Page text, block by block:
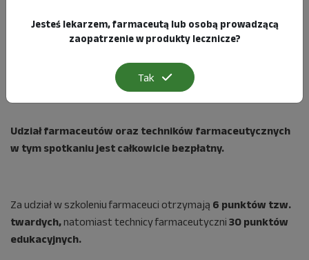
13:15 – 14:15 – obiad
14:15 – 16:15 – druga część warsztatów
Udział farmaceutów oraz techników farmaceutycznych
w tym spotkaniu jest całkowicie bezpłatny.
Za udział w szkoleniu farmaceuci otrzymają 6 punktów tzw.
twardych, natomiast technicy farmaceutyczni 30 punktów
edukacyjnych.
Jesteś lekarzem, farmaceutą lub osobą prowadzącą
zaopatrzenie w produkty lecznicze?
Tak